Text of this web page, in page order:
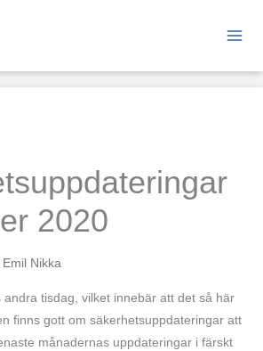
2020
Emil Nikka
andra tisdag, vilket innebär att det så här
finns gott om säkerhetsuppdateringar att
månadernas uppdateringar i färskt